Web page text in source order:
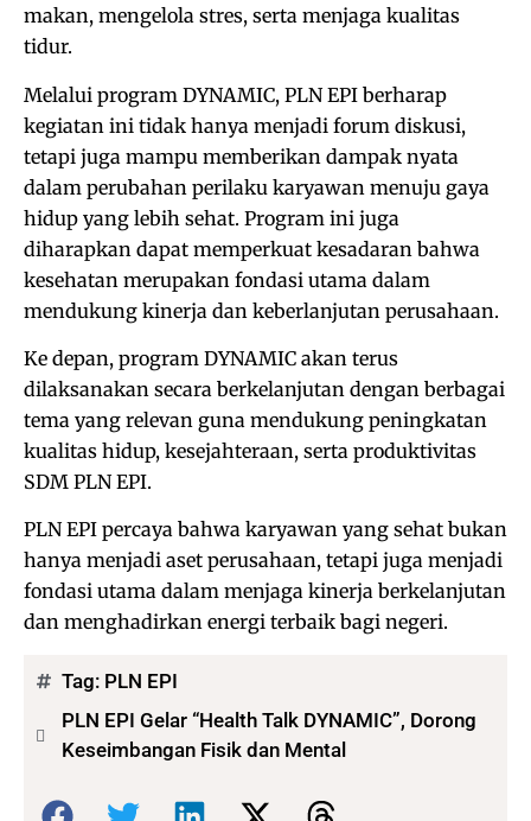
makan, mengelola stres, serta menjaga kualitas
tidur.
Melalui program DYNAMIC, PLN EPI berharap
kegiatan ini tidak hanya menjadi forum diskusi,
tetapi juga mampu memberikan dampak nyata
dalam perubahan perilaku karyawan menuju gaya
hidup yang lebih sehat. Program ini juga
diharapkan dapat memperkuat kesadaran bahwa
kesehatan merupakan fondasi utama dalam
mendukung kinerja dan keberlanjutan perusahaan.
Ke depan, program DYNAMIC akan terus
dilaksanakan secara berkelanjutan dengan berbagai
tema yang relevan guna mendukung peningkatan
kualitas hidup, kesejahteraan, serta produktivitas
SDM PLN EPI.
PLN EPI percaya bahwa karyawan yang sehat bukan
hanya menjadi aset perusahaan, tetapi juga menjadi
fondasi utama dalam menjaga kinerja berkelanjutan
dan menghadirkan energi terbaik bagi negeri.
Tag: PLN EPI
PLN EPI Gelar “Health Talk DYNAMIC”, Dorong
Keseimbangan Fisik dan Mental
Bagikan: